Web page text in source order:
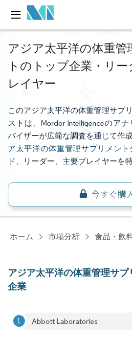
アジア太平洋の体重管
トのトップ企業・リ
レイヤー
このアジア太平洋の体重管理サプ
ストは、Mordor Intelligenceのア
バイザーが広範な調査を通じて作
ア太平洋の体重管理サプリメント
ド、リーダー、主要プレイヤーを
ホーム 市場分析 食品・飲
アジア太平洋の体重管理サ
企業
Abbott Laboratories